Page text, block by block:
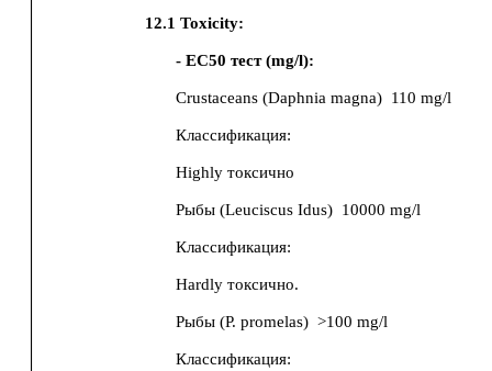
12.1 Toxicity:
- EC50 тест (mg/l):
Crustaceans (Daphnia magna) 110 mg/l
Классификация:
Highly токсично
Рыбы (Leuciscus Idus) 10000 mg/l
Классификация:
Hardly токсично.
Рыбы (P. promelas) >100 mg/l
Классификация: